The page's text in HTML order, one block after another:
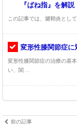
『ばね指』を解説
この記事では、腱鞘炎とし
変形性膝関節症
変形性膝関節症の治療の基
い、関 ...
前の記事